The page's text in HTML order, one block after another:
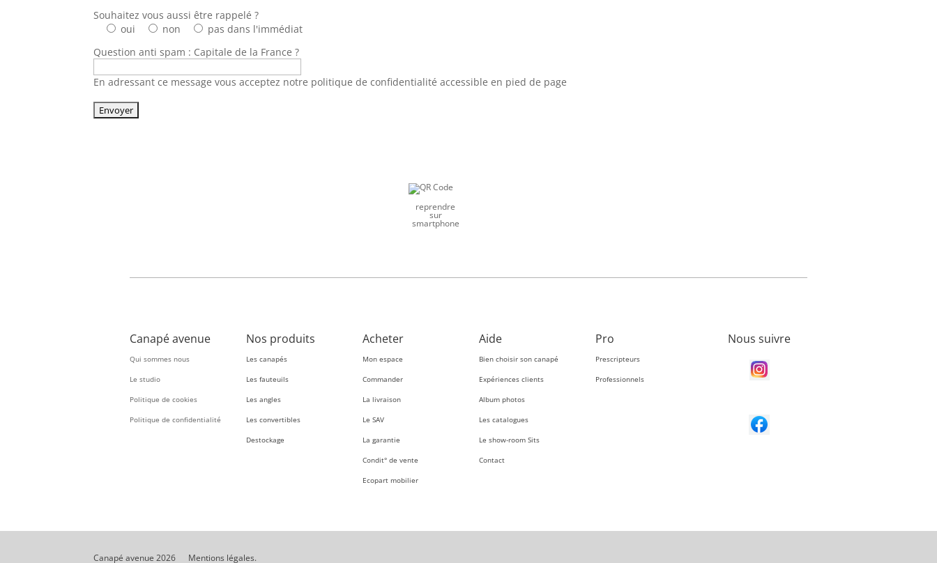
Souhaitez vous aussi être rappelé ?
oui
non
pas dans l'immédiat
Question anti spam : Capitale de la France ?
En adressant ce message vous acceptez notre politique de confidentialité accessible en pied de page
reprendre
sur
smartphone
Canapé avenue
Qui sommes nous
Le studio
Politique de cookies
Politique de confidentialité
Nos produits
Les canapés
Les fauteuils
Les angles
Les convertibles
Destockage
Acheter
Mon espace
Commander
La livraison
Le SAV
La garantie
Condit° de vente
Ecopart mobilier
Aide
Bien choisir son canapé
Expériences clients
Album photos
Les catalogues
Le show-room Sits
Contact
Pro
Prescripteurs
Professionnels
Nous suivre
Canapé avenue 2026 Mentions légales.